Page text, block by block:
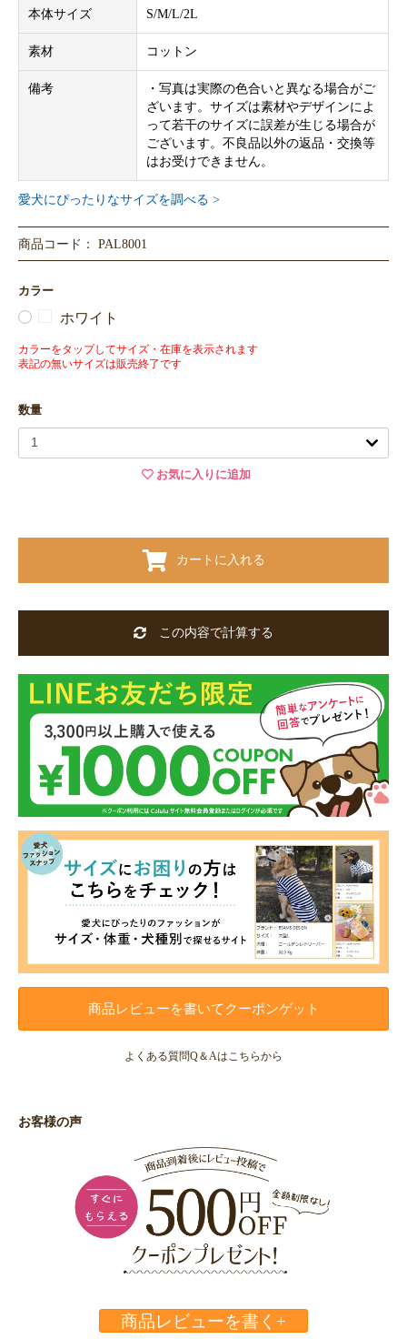
本体サイズ S/M/L/2L
素材 コットン
備考
・写真は実際の色合いと異なる場合がご
ざいます。サイズは素材やデザインによ
って若干のサイズに誤差が生じる場合が
ございます。不良品以外の返品・交換等
はお受けできません。
愛犬にぴったりなサイズを調べる >
商品コード： PAL8001
カラー
ホワイト
カラーをタップしてサイズ・在庫を表示されます
表記の無いサイズは販売終了です
数量
お気に入りに追加
カートに入れる
この内容で計算する
商品レビューを書いてクーポンゲット
よくある質問Q＆Aはこちらから
お客様の声
商品レビューを書く+